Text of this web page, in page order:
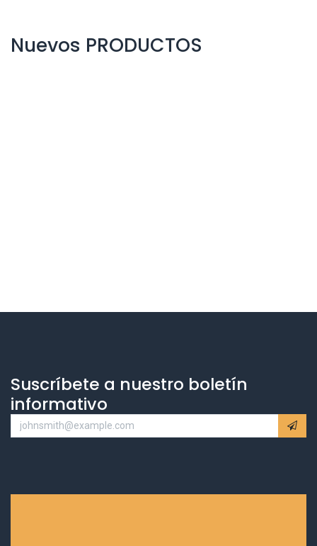
Nuevos PRODUCTOS
Suscríbete a nuestro boletín
informativo